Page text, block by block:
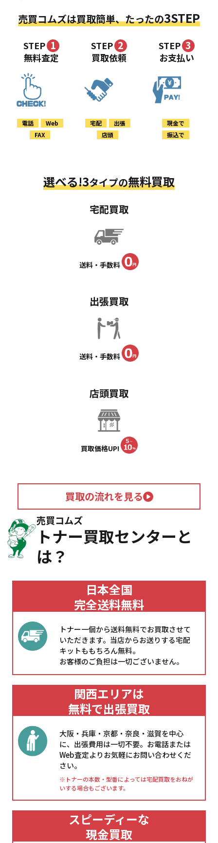
売買コムズは買取簡単、たったの3STEP
STEP 1
無料査定
電話
Web
FAX
STEP 2
買取依頼
宅配
出張
店頭
STEP 3
お支払い
現金で
振込で
選べる!3タイプの無料買取
宅配買取
送料・手数料
出張買取
送料・手数料
店頭買取
買取価格UP!
買取の流れを見る
売買コムズ
トナー買取センターと
は？
日本全国
完全送料無料
トナー一個から送料無料でお買取させて
いただきます。当店からお送りする宅配
キットももちろん無料。
お客様のご負担は一切ございません。
関西エリアは
無料で出張買取
大阪・兵庫・京都・奈良・滋賀を中心
に、出張費用は一切不要。お電話または
Web査定よりお気軽にお問い合わせくだ
さい。
※トナーの本数・型番によっては宅配買取をおねが
いする場合もございます。
スピーディーな
現金買取